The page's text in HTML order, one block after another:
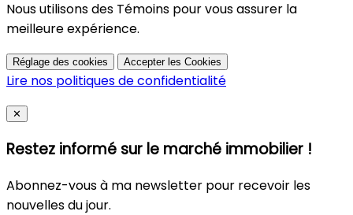
Nous utilisons des Témoins pour vous assurer la
meilleure expérience.
Réglage des cookies Accepter les Cookies
Lire nos politiques de confidentialité
Close
✕
Restez informé sur le marché immobilier !
Abonnez-vous à ma newsletter pour recevoir les
nouvelles du jour.